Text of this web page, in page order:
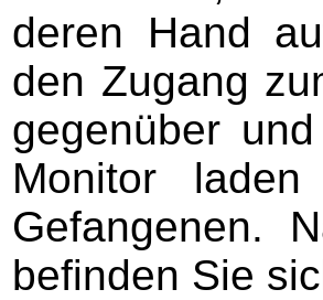
deren Hand
den Zugang
gegenüber
Monitor
Gefangenen.
befinden Sie